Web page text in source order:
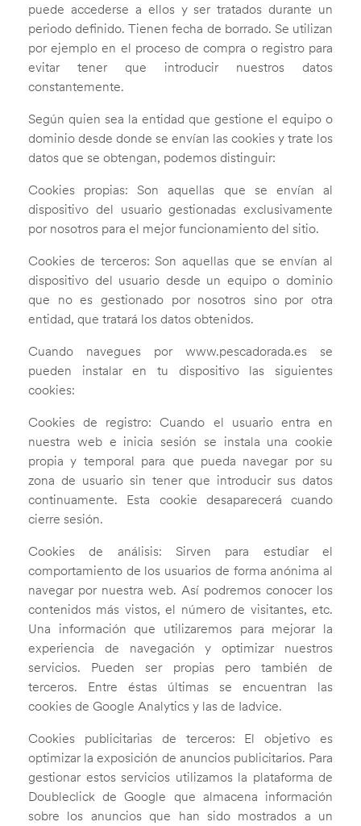
puede accederse a ellos y ser tratados durante un
periodo definido. Tienen fecha de borrado. Se utilizan
por ejemplo en el proceso de compra o registro para
evitar tener que introducir nuestros datos
constantemente.
Según quien sea la entidad que gestione el equipo o
dominio desde donde se envían las cookies y trate los
datos que se obtengan, podemos distinguir:
Cookies propias: Son aquellas que se envían al
dispositivo del usuario gestionadas exclusivamente
por nosotros para el mejor funcionamiento del sitio.
Cookies de terceros: Son aquellas que se envían al
dispositivo del usuario desde un equipo o dominio
que no es gestionado por nosotros sino por otra
entidad, que tratará los datos obtenidos.
Cuando navegues por www.pescadorada.es se
pueden instalar en tu dispositivo las siguientes
cookies:
Cookies de registro: Cuando el usuario entra en
nuestra web e inicia sesión se instala una cookie
propia y temporal para que pueda navegar por su
zona de usuario sin tener que introducir sus datos
continuamente. Esta cookie desaparecerá cuando
cierre sesión.
Cookies de análisis: Sirven para estudiar el
comportamiento de los usuarios de forma anónima al
navegar por nuestra web. Así podremos conocer los
contenidos más vistos, el número de visitantes, etc.
Una información que utilizaremos para mejorar la
experiencia de navegación y optimizar nuestros
servicios. Pueden ser propias pero también de
terceros. Entre éstas últimas se encuentran las
cookies de Google Analytics y las de Iadvice.
Cookies publicitarias de terceros: El objetivo es
optimizar la exposición de anuncios publicitarios. Para
gestionar estos servicios utilizamos la plataforma de
Doubleclick de Google que almacena información
sobre los anuncios que han sido mostrados a un